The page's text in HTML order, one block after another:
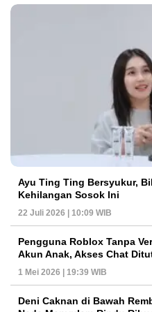
Ayu Ting Ting Bersyukur,
Kehilangan Sosok Ini
22 Juli 2026 | 10:09 WIB
Pengguna Roblox Tanpa
Akun Anak, Akses Chat
1 Mei 2026 | 19:39 WIB
Deni Caknan di Bawah